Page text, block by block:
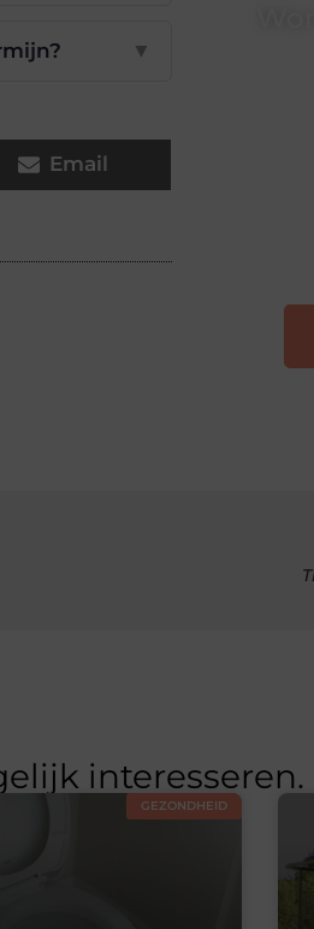
▼
Email
interesseren.
GEZONDHEID